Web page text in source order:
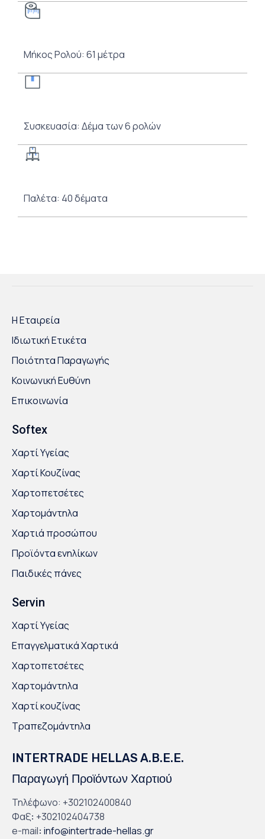
Μήκος Ρολού: 61 μέτρα
Συσκευασία: Δέμα των 6 ρολών
Παλέτα: 40 δέματα
Η Εταιρεία
Ιδιωτική Ετικέτα
Ποιότητα Παραγωγής
Κοινωνική Ευθύνη
Επικοινωνία
Softex
Χαρτί Υγείας
Χαρτί Κουζίνας
Χαρτοπετσέτες
Χαρτομάντηλα
Χαρτιά προσώπου
Προϊόντα ενηλίκων
Παιδικές πάνες
Servin
Χαρτί Υγείας
Επαγγελματικά Χαρτικά
Χαρτοπετσέτες
Χαρτομάντηλα
Χαρτί κουζίνας
Τραπεζομάντηλα
INTERTRADE HELLAS A.B.E.E.
Παραγωγή Προϊόντων Χαρτιού
Τηλέφωνο: +302102400840
Φαξ: +302102404738
e-mail: info@intertrade-hellas.gr